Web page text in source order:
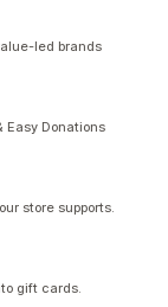
led brands
Easy Donations
store supports.
gift cards.